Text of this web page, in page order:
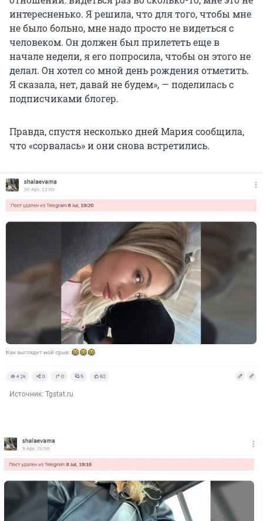
интересненько. Я решила, что для того, чтобы мне
не было больно, мне надо просто не видеться с
человеком. Он должен был прилететь еще в
начале недели, я его попросила, чтобы он этого не
делал. Он хотел со мной день рождения отметить.
Я сказала, нет, давай не будем», — поделилась с
подписчиками блогер.
Правда, спустя несколько дней Мария сообщила,
что «сорвалась» и они снова встретились.
Источник: Tgstat.ru